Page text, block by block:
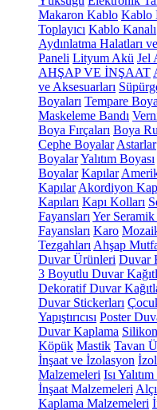
Makaron Kablo Kablo
Toplayıcı Kablo Kanalı
Aydınlatma Halatları
Paneli Lityum Akü Jel
AHŞAP VE İNŞAAT
ve Aksesuarları
Boyaları Tempare
Maskeleme Bandı
Boya Fırçaları Boya
Cephe Boyalar Astarlar
BoyalarYalıtım Boyası
Boyalar Kapılar
Kapılar Akordiyon
Kapıları Kapı Kolları
Fayansları Yer Seramik
Fayansları Karo
Tezgahları Ahşap
Duvar Ürünleri Duvar
3 Boyutlu Duvar
Dekoratif Duvar
Duvar Stickerları
Yapıştırıcısı Poster
Duvar Kaplama
Köpük Mastik Tavan
İnşaat ve İzolasyon
Malzemeleri Isı
İnşaat Malzemeleri Alçı
Kaplama Malzemeleri